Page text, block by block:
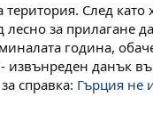
След като
лесно за прилагане
година,
извънреден данък
справка: Гърция не